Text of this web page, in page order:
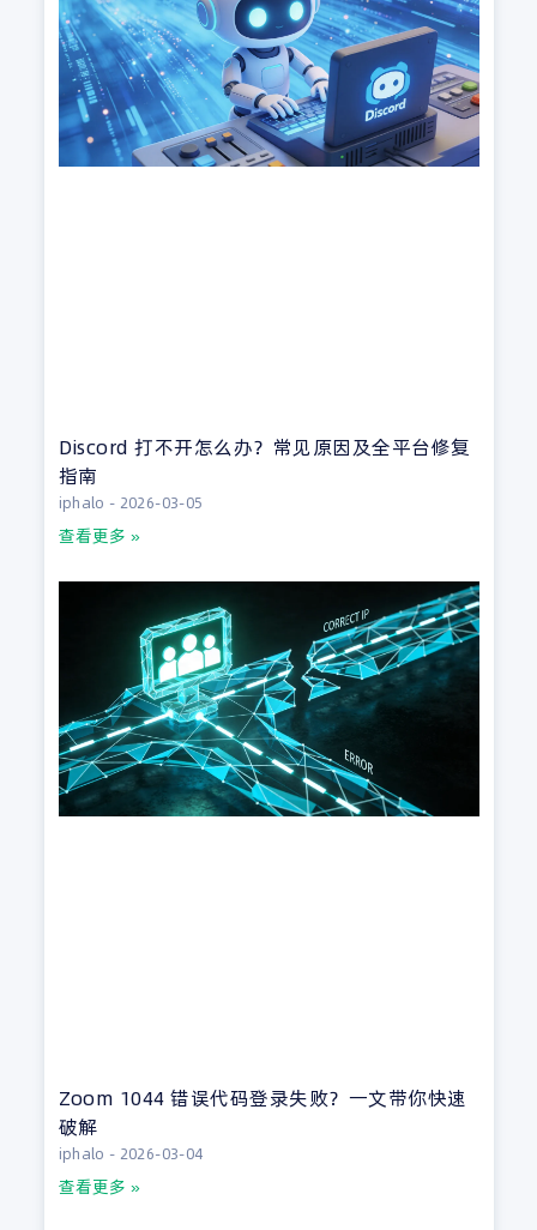
Discord 打不开怎么办？常见原因及全平台修复
指南
iphalo 2026-03-05
查看更多 »
Zoom 1044 错误代码登录失败？一文带你快速
破解
iphalo 2026-03-04
查看更多 »